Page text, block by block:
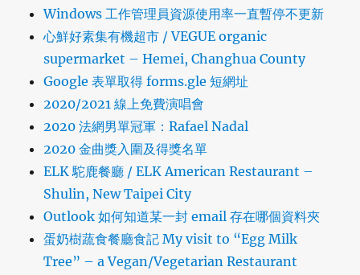
Windows 工作管理員資源使用率一直暫停不更新
心鮮好素集有機超市 / VEGUE organic
supermarket – Hemei, Changhua County
Google 表單取得 forms.gle 短網址
2020/2021 線上免費演唱會
2020 法網男單冠軍：Rafael Nadal
2020 金曲獎入圍及得獎名單
ELK 駝鹿餐廳 / ELK American Restaurant –
Shulin, New Taipei City
Outlook 如何知道某一封 email 存在哪個資料夾
蛋奶樹蔬食餐廳食記 My visit to “Egg Milk
Tree” – a Vegan/Vegetarian Restaurant